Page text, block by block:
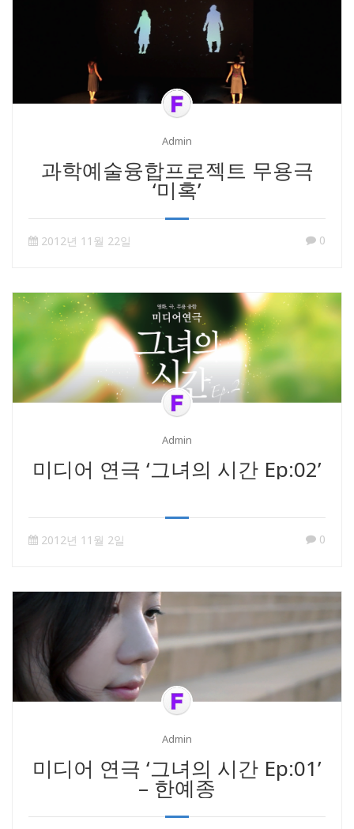
Admin
과학예술융합프로젝트 무용극
‘미혹’
2012년 11월 22일 0
Admin
미디어 연극 ‘그녀의 시간 Ep:02’
2012년 11월 2일 0
Admin
미디어 연극 ‘그녀의 시간 Ep:01’
– 한예종